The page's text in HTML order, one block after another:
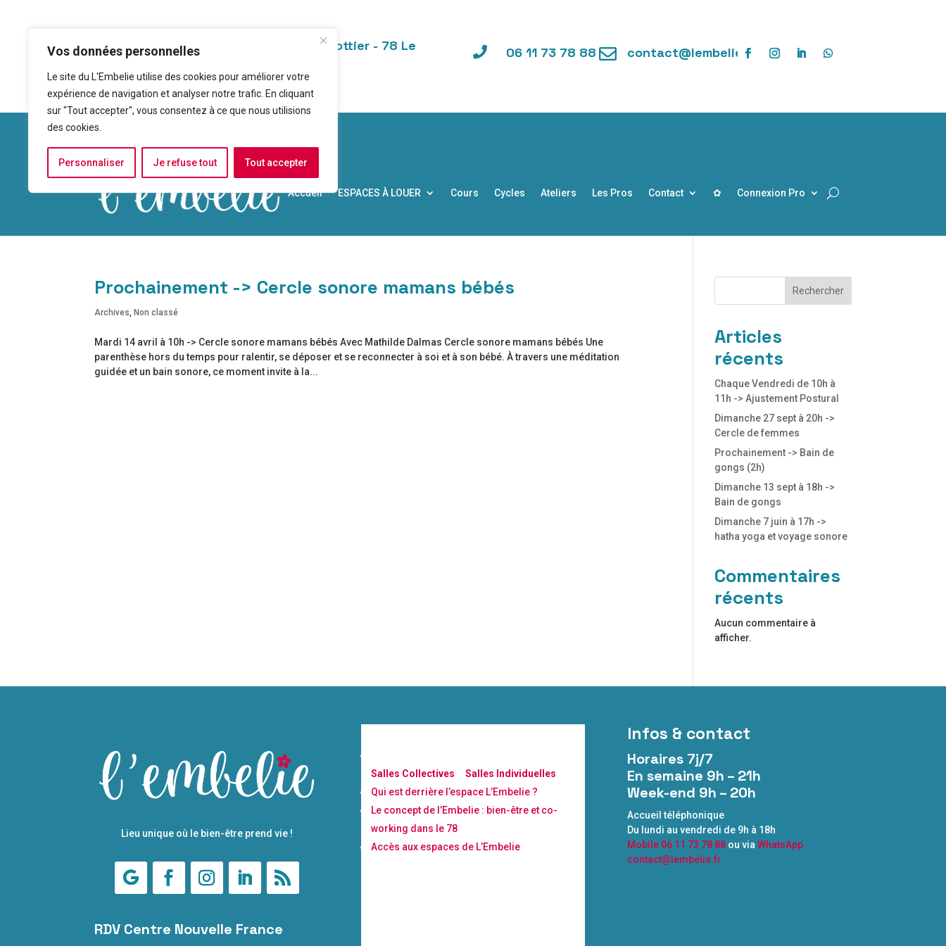
Vos données personnelles
Le site du L'Embelie utilise des cookies pour améliorer votre
expérience de navigation et analyser notre trafic. En cliquant
sur "Tout accepter", vous consentez à ce que nous utilisions
des cookies.
Personnaliser Je refuse tout Tout accepter

Centre Nouvelle France - 13 rue Pottier - 78 Le
Chesnay-Rocquencourt
 06 11 73 78 88  contact@lembelie.fr
Accueil ESPACES À LOUER Cours Cycles Ateliers Les Pros Contact ✿ Connexion Pro
Prochainement -> Cercle sonore mamans bébés
Archives, Non classé
Mardi 14 avril à 10h -> Cercle sonore mamans bébés Avec Mathilde Dalmas Cercle sonore mamans bébés Une
parenthèse hors du temps pour ralentir, se déposer et se reconnecter à soi et à son bébé. À travers une méditation
guidée et un bain sonore, ce moment invite à la...
Rechercher
Articles
récents
Chaque Vendredi de 10h à
11h -> Ajustement Postural
Dimanche 27 sept à 20h ->
Cercle de femmes
Prochainement -> Bain de
gongs (2h)
Dimanche 13 sept à 18h ->
Bain de gongs
Dimanche 7 juin à 17h ->
hatha yoga et voyage sonore
Commentaires
récents
Aucun commentaire à
afficher.
Lieu unique où le bien-être prend vie !
RDV Centre Nouvelle France
Salles Collectives
Salles Individuelles
Qui est derrière l’espace L’Embelie ?
Le concept de l’Embelie : bien-être et co-
working dans le 78
Accès aux espaces de L’Embelie
Infos & contact
Horaires 7j/7
En semaine 9h – 21h
Week-end 9h – 20h
Accueil téléphonique
Du lundi au vendredi de 9h à 18h
Mobile 06 11 73 78 88ou via WhatsApp
contact@lembelie.fr